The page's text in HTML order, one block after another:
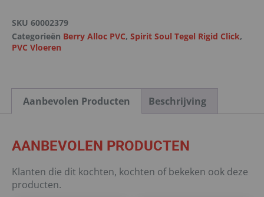
SKU 60002379
Categorieën Berry Alloc PVC, Spirit Soul Tegel Rigid Click,
PVC Vloeren
Aanbevolen Producten Beschrijving
AANBEVOLEN PRODUCTEN
Klanten die dit kochten, kochten of bekeken ook deze
producten.